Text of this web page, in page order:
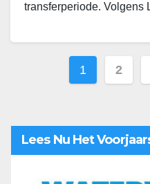
transferperiode. Volgens
1 2
Lees Nu Het